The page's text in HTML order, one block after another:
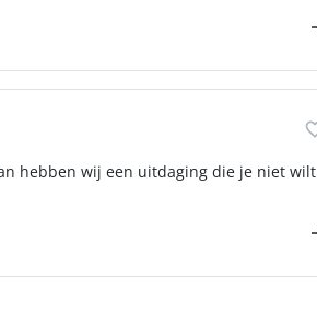
hebben wij een uitdaging die je niet wilt